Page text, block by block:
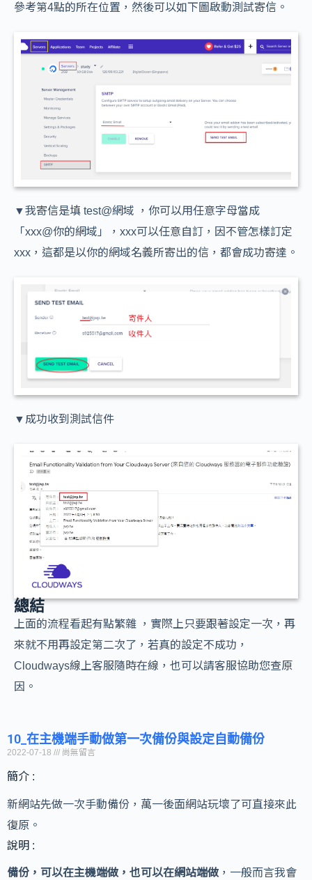
參考第4點的所在位置，然後可以如下圖啟動測試寄信。
▼我寄信是填 test@網域 ，你可以用任意字母當成
「xxx@你的網域」，xxx可以任意自訂，因不管怎樣訂定
xxx，這都是以你的網域名義所寄出的信，都會成功寄達。
▼成功收到測試信件
總結
上面的流程看起有點繁雜 ，實際上只要跟著設定一次，再
來就不用再設定第二次了，若真的設定不成功，
Cloudways線上客服隨時在線，也可以請客服協助您查原
因。
10_在主機端手動做第一次備份與設定自動備份
2022-07-18 尚無留言
簡介 :
新網站先做一次手動備份，萬一後面網站玩壞了可直接來此
復原。
說明 :
備份，可以在主機端做，也可以在網站端做，一般而言我會